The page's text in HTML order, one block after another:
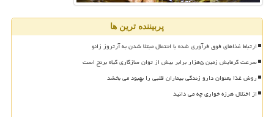
پربیننده ترین ها
ارتباط غذاهای فوق فرآوری شده با احتمال مبتلا شدن به آرتروز زانو
سرعت گرمایش زمین ۵هزار برابر بیش از توان سازگاری گیاه برنج است
روش غذا بعنوان دارو زندگی بیماران قلبی را بهبود می بخشد
از اختلال هرزه خواری چه می دانید